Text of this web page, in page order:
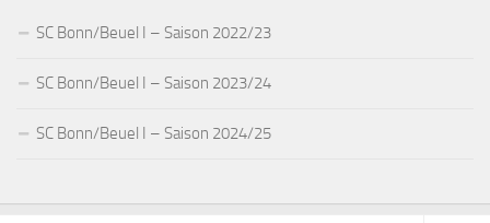
SC Bonn/Beuel I – Saison 2022/23
SC Bonn/Beuel I – Saison 2023/24
SC Bonn/Beuel I – Saison 2024/25